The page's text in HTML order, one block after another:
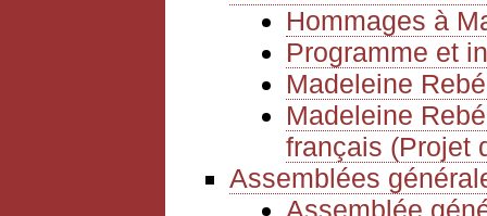
Hommages à
Programme et
Madeleine
Madeleine
français (Projet
Assemblées
Assemblée